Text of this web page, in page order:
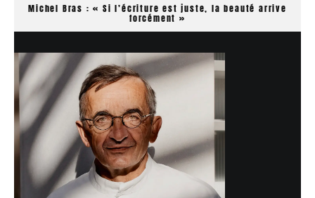
Michel Bras : « Si l’écriture est juste, la beauté arrive
forcément »